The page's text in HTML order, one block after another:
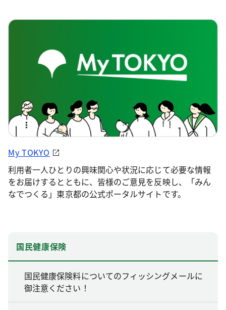
My TOKYO
利用者一人ひとりの興味関心や状況に応じて必要な情報
をお届けするとともに、皆様のご意見を反映し、「みん
なでつくる」東京都の公式ポータルサイトです。
国民健康保険
国民健康保険料についてのフィッシングメールに
御注意ください！